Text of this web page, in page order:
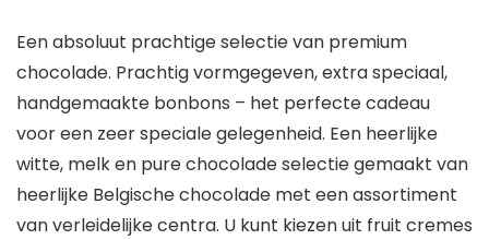
Een absoluut prachtige selectie van premium
chocolade. Prachtig vormgegeven, extra speciaal,
handgemaakte bonbons – het perfecte cadeau
voor een zeer speciale gelegenheid. Een heerlijke
witte, melk en pure chocolade selectie gemaakt van
heerlijke Belgische chocolade met een assortiment
van verleidelijke centra. U kunt kiezen uit fruit cremes